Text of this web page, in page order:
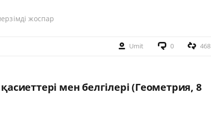
жоспар
Umit 0 468
мен белгілері (Геометрия, 8